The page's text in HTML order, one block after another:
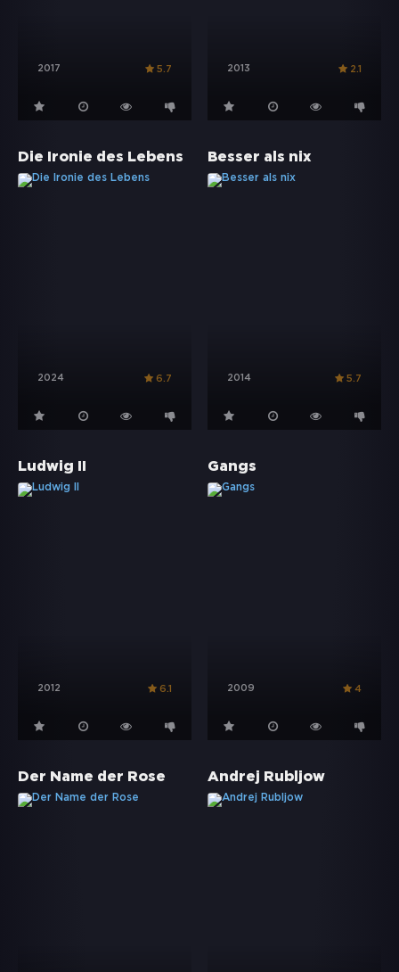
2017 5.7 2013 2.1
Die Ironie des Lebens
2024 6.7
Besser als nix
2014 5.7
Ludwig II
2012 6.1
Gangs
2009 4
Der Name der Rose Andrej Rubljow